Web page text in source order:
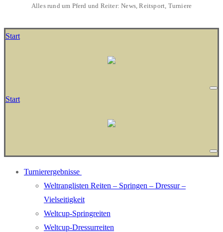
Alles rund um Pferd und Reiter: News, Reitsport, Turniere
Start
Start
Turnierergebnisse
Weltranglisten Reiten – Springen – Dressur –
Vielseitigkeit
Weltcup-Springreiten
Weltcup-Dressurreiten